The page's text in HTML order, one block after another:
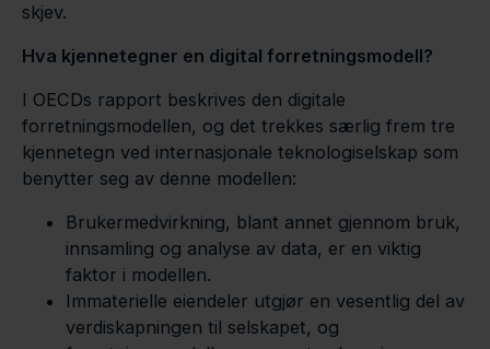
skjev.
Hva kjennetegner en digital forretningsmodell?
I OECDs rapport beskrives den digitale
forretningsmodellen, og det trekkes særlig frem tre
kjennetegn ved internasjonale teknologiselskap som
benytter seg av denne modellen:
Brukermedvirkning, blant annet gjennom bruk,
innsamling og analyse av data, er en viktig
faktor i modellen.
Immaterielle eiendeler utgjør en vesentlig del av
verdiskapningen til selskapet, og